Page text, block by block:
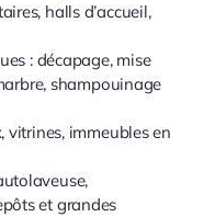
halls d’accueil,
: décapage, mise
shampouinage
vitrines, immeubles en
et grandes